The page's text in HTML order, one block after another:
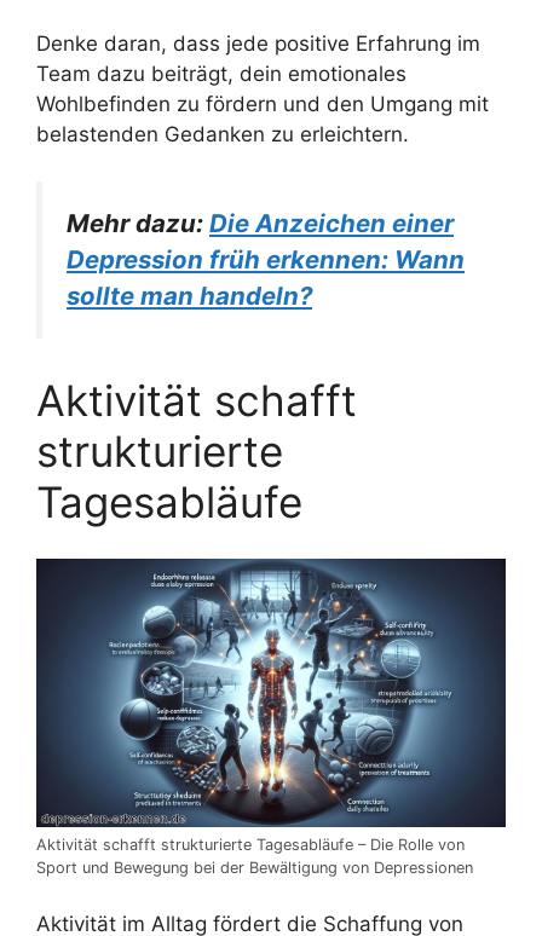
Denke daran, dass jede positive Erfahrung im
Team dazu beiträgt, dein emotionales
Wohlbefinden zu fördern und den Umgang mit
belastenden Gedanken zu erleichtern.
Mehr dazu: Die Anzeichen einer
Depression früh erkennen: Wann
sollte man handeln?
Aktivität schafft
strukturierte
Tagesabläufe
Aktivität schafft strukturierte Tagesabläufe – Die Rolle von
Sport und Bewegung bei der Bewältigung von Depressionen
Aktivität im Alltag fördert die Schaffung von